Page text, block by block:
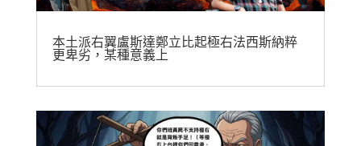
本土派右翼盧斯達鄭立比起極右法西斯納粹
更卑劣，某種意義上